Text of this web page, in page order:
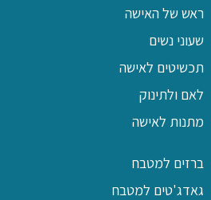
ראש של האישה
שעוני נשים
תכשיטים לאישה
לאם ולתינוק
מתנות לאישה
ברזים למטבח
גאדג'טים למטבח